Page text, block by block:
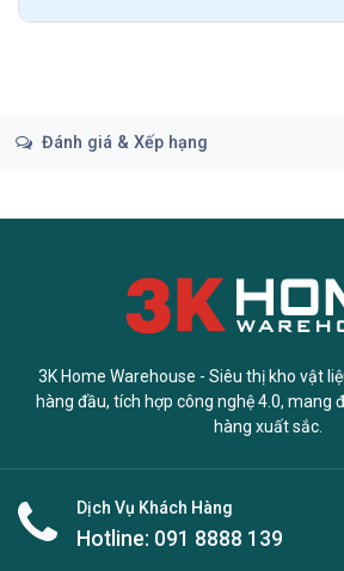
Đánh giá & Xếp hạng
3K Home Warehouse - Siêu thị kho vật
hàng đầu, tích hợp công nghệ 4.0, mang
hàng xuất sắc.
Dịch Vụ Khách Hàng
Hotline: 091 8888 139